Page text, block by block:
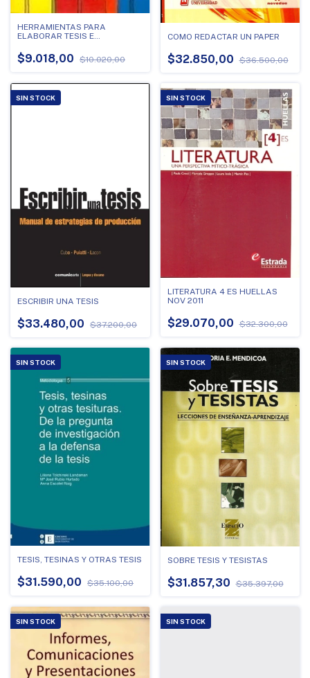
HERRAMIENTAS PARA
ELABORAR TESIS E
SOCIEDUCATIVAS
$9.018,00 $10.020,00
COMO REDACTAR UN PAPER
$32.850,00 $36.500,00
SIN STOCK
ESCRIBIR UNA TESIS
$33.480,00 $37.200,00
SIN STOCK
LITERATURA 4 ES HUELLAS
NOV 2011
$29.070,00 $32.300,00
SIN STOCK
TESIS, TESINAS Y OTRAS TESIS
$31.590,00 $35.100,00
SIN STOCK
SOBRE TESIS Y TESISTAS
$31.857,30 $35.397,00
SIN STOCK SIN STOCK